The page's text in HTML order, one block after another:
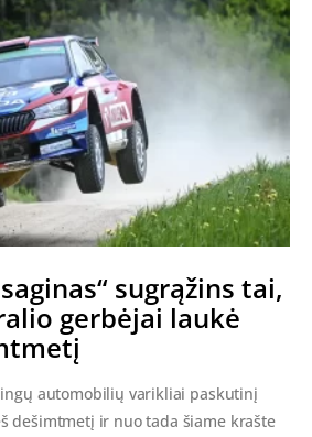
sugrąžins tai,
gerbėjai laukė
automobilių varikliai paskutinį
dešimtmetį ir nuo tada šiame krašte